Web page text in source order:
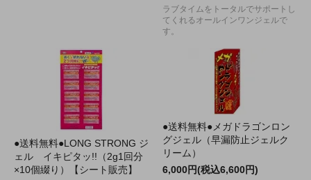
ラブタイムをトータルでサポートし
てくれるオールインワンジェルで
す。
●送料無料●LONG STRONG ジ
ェル イキピタッ!!（2g1回分
×10個綴り）【シート販売】
●送料無料●メガドラゴンロン
グジェル（早漏防止ジェルク
リーム）
6,000円(税込6,600円)